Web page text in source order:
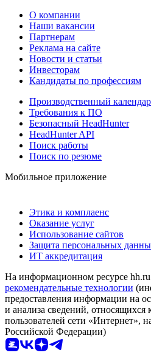
О компании
Наши вакансии
Партнерам
Реклама на сайте
Новости и статьи
Инвесторам
Кандидаты по профессиям
Производственный
Требования к ПО
Безопасный HeadHunter
HeadHunter API
Поиск работы
Поиск по резюме
Мобильное приложение
Этика и комплаенс
Оказание услуг
Использование сайтов
Защита персональных
ИТ аккредитация
На информационном ресурсе hh.ru
рекомендательные технологии
предоставления информации на
и анализа сведений, относящихся
пользователей сети «Интернет»,
Российской Федерации)